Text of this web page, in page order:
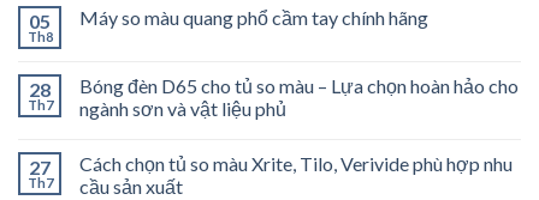
05
Th8
Máy so màu quang phổ cầm tay chính hãng
28
Th7
Bóng đèn D65 cho tủ so màu – Lựa chọn hoàn hảo cho
ngành sơn và vật liệu phủ
27
Th7
Cách chọn tủ so màu Xrite, Tilo, Verivide phù hợp nhu
cầu sản xuất